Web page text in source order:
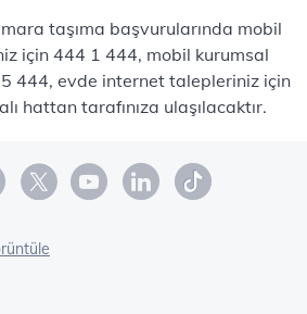
taşıma başvurularında mobil
için 444 1 444, mobil kurumsal
444, evde internet talepleriniz için
hattan tarafınıza ulaşılacaktır.